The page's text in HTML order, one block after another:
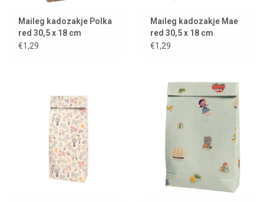
Maileg kadozakje Polka
red 30,5 x 18 cm
€1,29
Maileg kadozakje Mae
red 30,5 x 18 cm
€1,29